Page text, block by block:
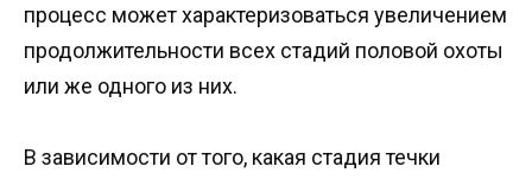
процесс может характеризоваться увеличением
продолжительности всех стадий половой охоты
или же одного из них.
В зависимости от того, какая стадия течки